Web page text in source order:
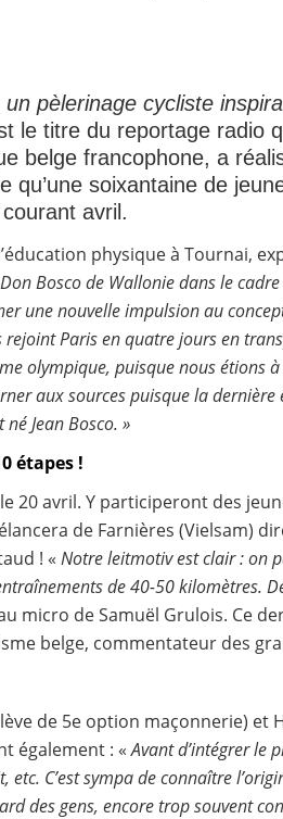
pèlerinage cycliste
le titre du reportage radio
belge francophone, a
qu’une soixantaine de
avril.
physique à Tournai,
Bosco de Wallonie dans le
une nouvelle impulsion au
rejoint Paris en quatre jours en
olympique, puisque nous étions à
aux sources puisque la
Jean Bosco. »
étapes !
20 avril. Y participeront des
de Farnières (Vielsam)
! « Notre leitmotiv est clair : on
de 40-50 kilomètres.
micro de Samuël Grulois. Ce
belge, commentateur des
de 5e option maçonnerie) et
également : «Avant d’intégrer le
etc. C’est sympa de connaître
des gens, encore trop souvent